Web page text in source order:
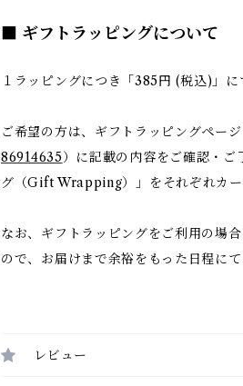
■ ギフトラッピングについて
１ラッピングにつき「385円 (税込)」
ご希望の方は、ギフトラッピングペー
86914635）に記載の内容をご確認・
グ（Gift Wrapping）」をそれぞれカー
なお、ギフトラッピングをご利用の場
ので、お届けまで余裕をもった日程にて
レビュー